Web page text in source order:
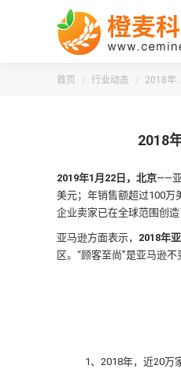
您的位置：
首页 行业动态 2018年
2018
2019年1月22日，北京——
美元；年销售额超过100万
企业卖家已在全球范围创造
亚马逊方面表示， 2018年
区。“顾客至尚”是亚马逊
1、2018年，近20万家